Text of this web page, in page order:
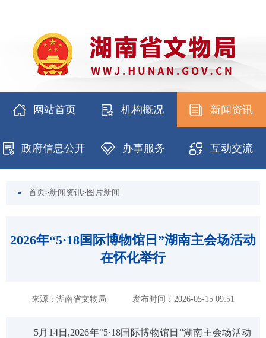
网站首页 机构概况 新闻资讯
政府信息公开 办事服务 互动交流
首页 >新闻资讯> 图片新闻
2026年“5·18国际博物馆日”湖南主会场活动
在怀化举行
来源：湖南省文物局 发布时间：2026-05-15 09:51
5月14日,2026年“5·18国际博物馆日”湖南主会场活动